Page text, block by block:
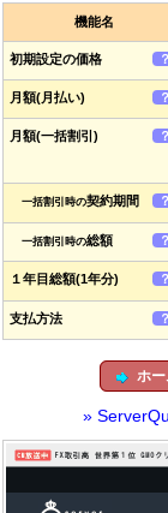
機能名
初期設定の価格 ？
月額(月払い) ？
月額(一括割引) ？
一括割引時の契約期間 ？
一括割引時の総額 ？
１年目総額(1年分) ？
支払方法 ？
ホ
»